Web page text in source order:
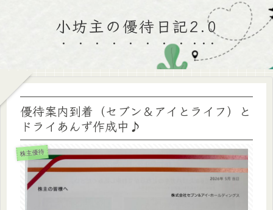
小坊主の優待日記2.0
優待案内到着（セブン＆アイとライフ）と
ドライあんず作成中♪
株主優待